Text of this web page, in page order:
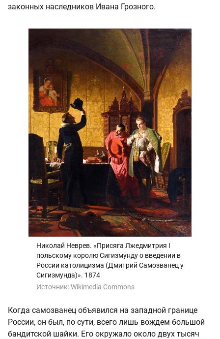
законных наследников Ивана Грозного.
Николай Неврев. «Присяга Лжедмитрия I
польскому королю Сигизмунду о введении в
России католицизма (Дмитрий Самозванец у
Сигизмунда)». 1874
Источник:Wikimedia Commons
Когда самозванец объявился на западной границе
России, он был, по сути, всего лишь вождем большой
бандитской шайки. Его окружало около двух тысяч